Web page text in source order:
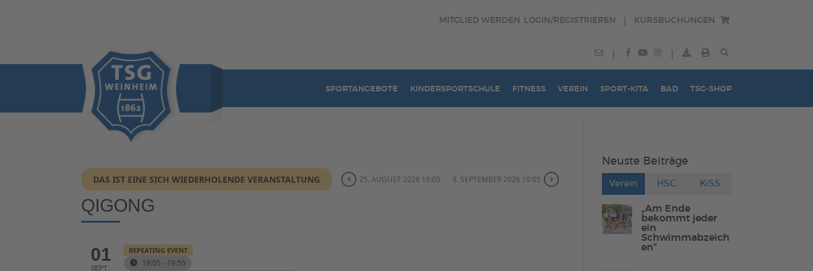
MITGLIED WERDEN LOGIN/REGISTRIEREN KURSBUCHUNGEN
SPORTANGEBOTE KINDERSPORTSCHULE FITNESS VEREIN SPORT-KITA BAD TSG-SHOP
DAS IST EINE SICH WIEDERHOLENDE VERANSTALTUNG 25. AUGUST 2026 19:05 8. SEPTEMBER 2026 19:05
QIGONG
01
SEPT.
REPEATING EVENT
19:05 - 19:55
Neuste Beiträge
Verein HSC KiSS
„Am Ende
bekommt jeder
ein
Schwimmabzeich
en“